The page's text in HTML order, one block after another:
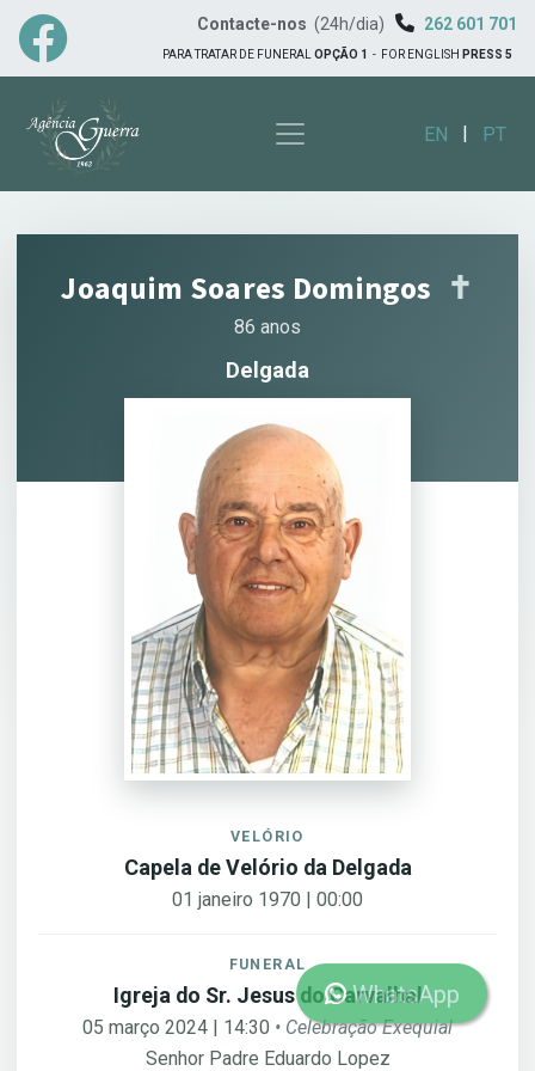
Contacte-nos (24h/dia) 262 601 701
PARA TRATAR DE FUNERAL OPÇÃO 1 - FOR ENGLISH PRESS 5
EN | PT
Joaquim Soares Domingos ✝︎
86 anos
Delgada
VELÓRIO
Capela de Velório da Delgada
01 janeiro 1970 | 00:00
FUNERAL
Igreja do Sr. Jesus do Carvalhal
05 março 2024 | 14:30 • Celebração Exequial
Senhor Padre Eduardo Lopez
WhatsApp